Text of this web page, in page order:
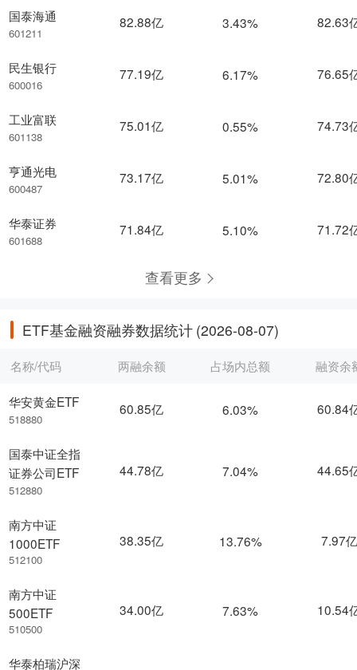
国泰海通
601211
民生银行
600016
工业富联
601138
亨通光电
600487
华泰证券
601688
82.88亿 3.43% 82.63
77.19亿 6.17% 76.65
75.01亿 0.55% 74.73
73.17亿 5.01% 72.80
71.84亿 5.10% 71.72
查看更多
ETF基金融资融券数据统计 (2026-08-07)
名称/代码
华安黄金ETF
518880
国泰中证全指
证券公司ETF
512880
南方中证
1000ETF
512100
南方中证
500ETF
510500
华泰柏瑞沪深
两融余额 占场内总额 融资余
60.85亿 6.03% 60.84
44.78亿 7.04% 44.65
38.35亿 13.76% 7.97亿
34.00亿 7.63% 10.54